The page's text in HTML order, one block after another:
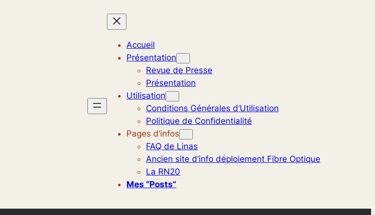
Accueil
Présentation
Revue de Presse
Présentation
Utilisation
Conditions Générales d’Utilisation
Politique de Confidentialité
Pages d’infos
FAQ de Linas
Ancien site d’info déploiement Fibre Optique
La RN20
Mes “posts”